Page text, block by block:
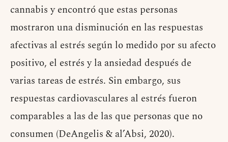
cannabis y encontró que estas personas
mostraron una disminución en las respuestas
afectivas al estrés según lo medido por su afecto
positivo, el estrés y la ansiedad después de
varias tareas de estrés. Sin embargo, sus
respuestas cardiovasculares al estrés fueron
comparables a las de las que personas que no
consumen (DeAngelis & al’Absi, 2020).